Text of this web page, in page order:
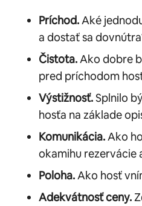
Príchod. Aké
a dostať sa
Čistota. Ako dobre
pred príchodom
Výstižnosť.Splnilo
hosťa na základe
Komunikácia. Ako
okamihu rezervácie
Poloha. Ako hosť
Adekvátnosť ceny.